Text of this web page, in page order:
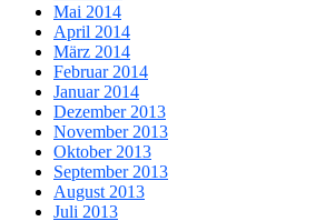
Mai 2014
April 2014
März 2014
Februar 2014
Januar 2014
Dezember 2013
November 2013
Oktober 2013
September 2013
August 2013
Juli 2013